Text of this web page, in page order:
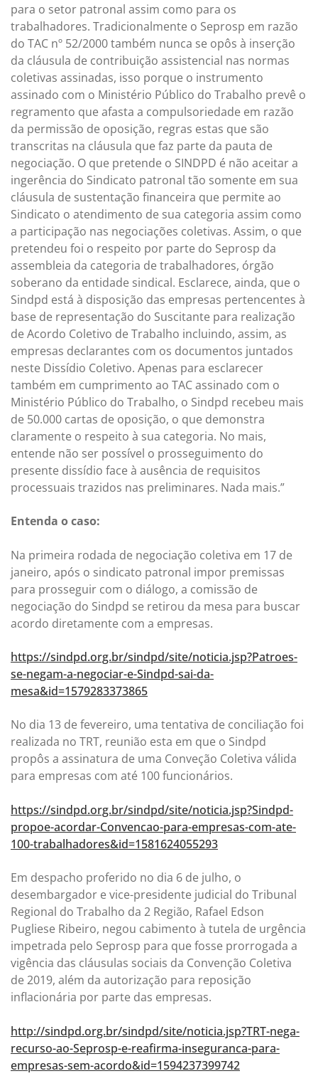
para o setor patronal assim como para os
trabalhadores. Tradicionalmente o Seprosp em razão
do TAC nº 52/2000 também nunca se opôs à inserção
da cláusula de contribuição assistencial nas normas
coletivas assinadas, isso porque o instrumento
assinado com o Ministério Público do Trabalho prevê o
regramento que afasta a compulsoriedade em razão
da permissão de oposição, regras estas que são
transcritas na cláusula que faz parte da pauta de
negociação. O que pretende o SINDPD é não aceitar a
ingerência do Sindicato patronal tão somente em sua
cláusula de sustentação financeira que permite ao
Sindicato o atendimento de sua categoria assim como
a participação nas negociações coletivas. Assim, o que
pretendeu foi o respeito por parte do Seprosp da
assembleia da categoria de trabalhadores, órgão
soberano da entidade sindical. Esclarece, ainda, que o
Sindpd está à disposição das empresas pertencentes à
base de representação do Suscitante para realização
de Acordo Coletivo de Trabalho incluindo, assim, as
empresas declarantes com os documentos juntados
neste Dissídio Coletivo. Apenas para esclarecer
também em cumprimento ao TAC assinado com o
Ministério Público do Trabalho, o Sindpd recebeu mais
de 50.000 cartas de oposição, o que demonstra
claramente o respeito à sua categoria. No mais,
entende não ser possível o prosseguimento do
presente dissídio face à ausência de requisitos
processuais trazidos nas preliminares. Nada mais.”
Entenda o caso:
Na primeira rodada de negociação coletiva em 17 de
janeiro, após o sindicato patronal impor premissas
para prosseguir com o diálogo, a comissão de
negociação do Sindpd se retirou da mesa para buscar
acordo diretamente com a empresas.
https://sindpd.org.br/sindpd/site/noticia.jsp?Patroes-
se-negam-a-negociar-e-Sindpd-sai-da-
mesa&id=1579283373865
No dia 13 de fevereiro, uma tentativa de conciliação foi
realizada no TRT, reunião esta em que o Sindpd
propôs a assinatura de uma Conveção Coletiva válida
para empresas com até 100 funcionários.
https://sindpd.org.br/sindpd/site/noticia.jsp?Sindpd-
propoe-acordar-Convencao-para-empresas-com-ate-
100-trabalhadores&id=1581624055293
Em despacho proferido no dia 6 de julho, o
desembargador e vice-presidente judicial do Tribunal
Regional do Trabalho da 2 Região, Rafael Edson
Pugliese Ribeiro, negou cabimento à tutela de urgência
impetrada pelo Seprosp para que fosse prorrogada a
vigência das cláusulas sociais da Convenção Coletiva
de 2019, além da autorização para reposição
inflacionária por parte das empresas.
http://sindpd.org.br/sindpd/site/noticia.jsp?TRT-nega-
recurso-ao-Seprosp-e-reafirma-inseguranca-para-
empresas-sem-acordo&id=1594237399742